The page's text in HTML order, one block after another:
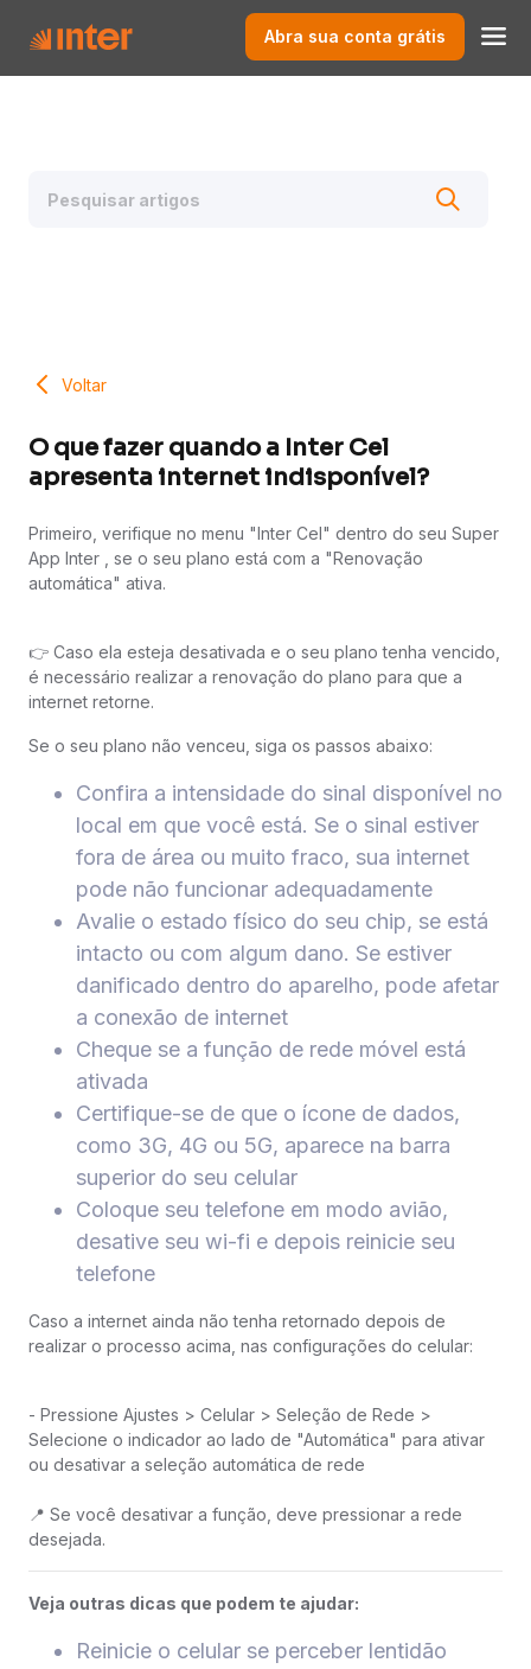
Abra sua conta grátis
Voltar
O que fazer quando a Inter Cel
apresenta internet indisponível?
Primeiro, verifique no menu "Inter Cel" dentro do seu Super
App Inter , se o seu plano está com a "Renovação
automática" ativa.
👉 Caso ela esteja desativada e o seu plano tenha vencido,
é necessário realizar a renovação do plano para que a
internet retorne.
Se o seu plano não venceu, siga os passos abaixo:
Confira a intensidade do sinal disponível no
local em que você está. Se o sinal estiver
fora de área ou muito fraco, sua internet
pode não funcionar adequadamente
Avalie o estado físico do seu chip, se está
intacto ou com algum dano. Se estiver
danificado dentro do aparelho, pode afetar
a conexão de internet
Cheque se a função de rede móvel está
ativada
Certifique-se de que o ícone de dados,
como 3G, 4G ou 5G, aparece na barra
superior do seu celular
Coloque seu telefone em modo avião,
desative seu wi-fi e depois reinicie seu
telefone
Caso a internet ainda não tenha retornado depois de
realizar o processo acima, nas configurações do celular:
- Pressione Ajustes > Celular > Seleção de Rede >
Selecione o indicador ao lado de "Automática" para ativar
ou desativar a seleção automática de rede
📍 Se você desativar a função, deve pressionar a rede
desejada.
Veja outras dicas que podem te ajudar:
Reinicie o celular se perceber lentidão